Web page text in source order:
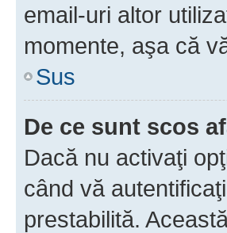
email-uri altor
momente, aşa că
Sus
De ce sunt scos
Dacă nu activaţi
când vă
prestabilită.